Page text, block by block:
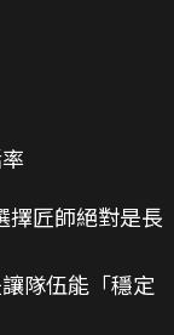
擇匠師絕對是長
隊伍能「穩定